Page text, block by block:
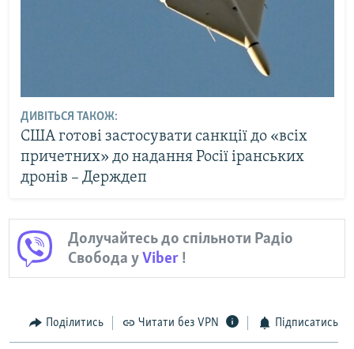
ДИВІТЬСЯ ТАКОЖ:
США готові застосувати санкції до «всіх
причетних» до надання Росії іранських
дронів – Держдеп
Долучайтесь до спільноти Радіо
Свобода уViber !
Поділитись Читати без VPN Підписатись